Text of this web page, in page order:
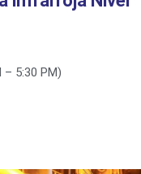
5:30 PM)